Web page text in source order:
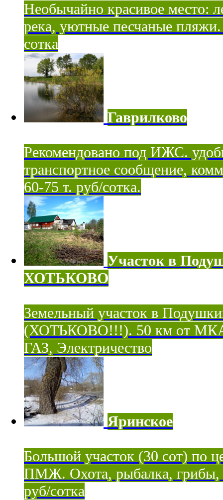
Необычайно красивое место:
река, уютные песчаные
сотка
Гаврилково
Рекомендовано под ИЖС.
транспортное сообщение,
60-75 т. руб/сотка.
Участок в
ХОТЬКОВО
Земельный участок в
(ХОТЬКОВО!!!). 50 км от
ГАЗ, Электричество
Яринское
Большой участок (30 сот) по
ПМЖ. Охота, рыбалка, грибы,
руб/сотка